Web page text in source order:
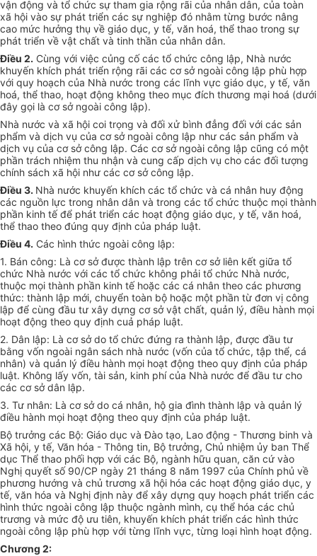
vận động và tổ chức sự tham gia rộng rãi của nhân dân, của toàn
xã hội vào sự phát triển các sự nghiệp đó nhằm từng bước nâng
cao mức hưởng thụ về giáo dục, y tế, văn hoá, thể thao trong sự
phát triển về vật chất và tinh thần của nhân dân.
Điều 2. Cùng với việc củng cố các tổ chức công lập, Nhà nước
khuyến khích phát triển rộng rãi các cơ sở ngoài công lập phù hợp
với quy hoạch của Nhà nước trong các lĩnh vực giáo dục, y tế, văn
hoá, thể thao, hoạt động không theo mục đích thương mại hoá (dưới
đây gọi là cơ sở ngoài công lập).
Nhà nước và xã hội coi trọng và đối xử bình đẳng đối với các sản
phẩm và dịch vụ của cơ sở ngoài công lập như các sản phẩm và
dịch vụ của cơ sở công lập. Các cơ sở ngoài công lập cũng có một
phần trách nhiệm thu nhận và cung cấp dịch vụ cho các đối tượng
chính sách xã hội như các cơ sở công lập.
Điều 3. Nhà nước khuyến khích các tổ chức và cá nhân huy động
các nguồn lực trong nhân dân và trong các tổ chức thuộc mọi thành
phần kinh tế để phát triển các hoạt động giáo dục, y tế, văn hoá,
thể thao theo đúng quy định của pháp luật.
Điều 4. Các hình thức ngoài công lập:
1. Bán công: Là cơ sở được thành lập trên cơ sở liên kết giữa tổ
chức Nhà nước với các tổ chức không phải tổ chức Nhà nước,
thuộc mọi thành phần kinh tế hoặc các cá nhân theo các phương
thức: thành lập mới, chuyển toàn bộ hoặc một phần từ đơn vị công
lập để cùng đầu tư xây dựng cơ sở vật chất, quản lý, điều hành mọi
hoạt động theo quy định cuả pháp luật.
2. Dân lập: Là cơ sở do tổ chức đứng ra thành lập, được đầu tư
bằng vốn ngoài ngân sách nhà nước (vốn của tổ chức, tập thể, cá
nhân) và quản lý điều hành mọi hoạt động theo quy định của pháp
luật. Không lấy vốn, tài sản, kinh phí của Nhà nước để đầu tư cho
các cơ sở dân lập.
3. Tư nhân: Là cơ sở do cá nhân, hộ gia đình thành lập và quản lý
điều hành mọi hoạt động theo quy định của pháp luật.
Bộ trưởng các Bộ: Giáo dục và Đào tạo, Lao động - Thương binh và
Xã hội, y tế, Văn hóa - Thông tin, Bộ trưởng, Chủ nhiệm ủy ban Thể
dục Thể thao phối hợp với các Bộ, ngành hữu quan, căn cứ vào
Nghị quyết số 90/CP ngày 21 tháng 8 năm 1997 của Chính phủ về
phương hướng và chủ trương xã hội hóa các hoạt động giáo dục, y
tế, văn hóa và Nghị định này để xây dựng quy hoạch phát triển các
hình thức ngoài công lập thuộc ngành mình, cụ thể hóa các chủ
trương và mức độ ưu tiên, khuyến khích phát triển các hình thức
ngoài công lập phù hợp với từng lĩnh vực, từng loại hình hoạt động.
Chương 2: